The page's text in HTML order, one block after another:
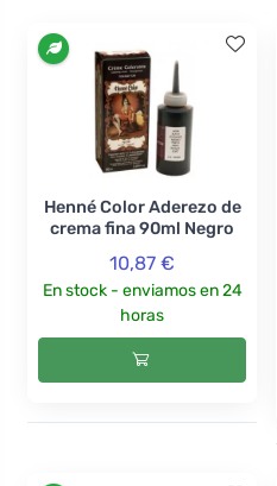
Henné Color Aderezo de
crema fina 90ml Negro
10,87 €
En stock - enviamos en 24
horas